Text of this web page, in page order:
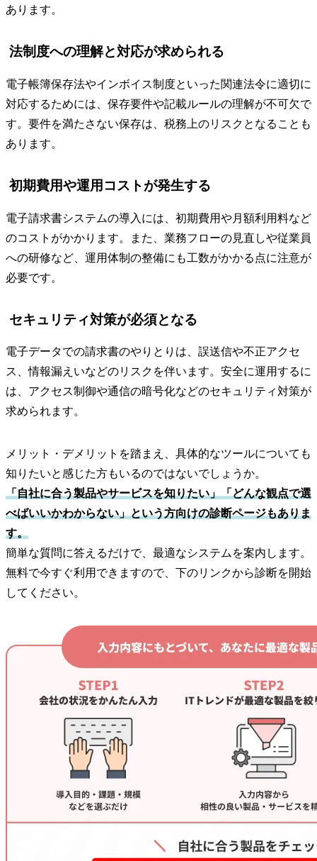
あります。
法制度への理解と対応が求められる
電子帳簿保存法やインボイス制度といった関連法令に適切に
対応するためには、保存要件や記載ルールの理解が不可欠で
す。要件を満たさない保存は、税務上のリスクとなることも
あります。
初期費用や運用コストが発生する
電子請求書システムの導入には、初期費用や月額利用料など
のコストがかかります。また、業務フローの見直しや従業員
への研修など、運用体制の整備にも工数がかかる点に注意が
必要です。
セキュリティ対策が必須となる
電子データでの請求書のやりとりは、誤送信や不正アクセ
ス、情報漏えいなどのリスクを伴います。安全に運用するに
は、アクセス制御や通信の暗号化などのセキュリティ対策が
求められます。
メリット・デメリットを踏まえ、具体的なツールについても
知りたいと感じた方もいるのではないでしょうか。
「自社に合う製品やサービスを知りたい」「どんな観点で選
べばいいかわからない」という方向けの診断ページもありま
す。
簡単な質問に答えるだけで、最適なシステムを案内します。
無料で今すぐ利用できますので、下のリンクから診断を開始
してください。